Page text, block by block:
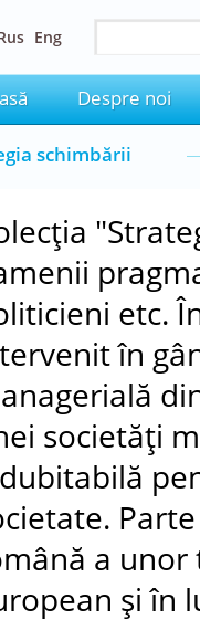
Eng
Despre noi
schimbării
etc.
în
societăţi
a unor
şi în